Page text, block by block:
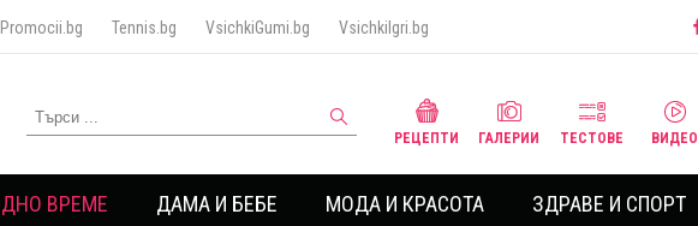
Tennis.bg VsichkiGumi.bg VsichkiIgri.bg
РЕЦЕПТИ ГАЛЕРИИ ТЕСТОВЕ ВИДЕО
ВРЕМЕ ДАМА И БЕБЕ МОДА И КРАСОТА ЗДРАВЕ И СПОРТ